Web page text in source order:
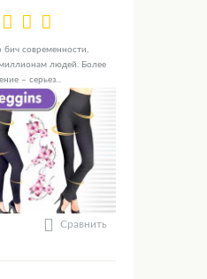
современности,
людей. Более
– серьез...
Сравнить